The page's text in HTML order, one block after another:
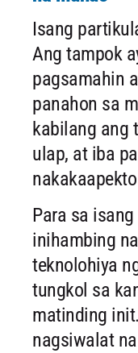
Isang
Ang tampok
pagsamahin
panahon sa
kabilang ang
ulap, at iba
Para sa
inihambing
teknolohiya
tungkol sa
matinding
nagsiwalat